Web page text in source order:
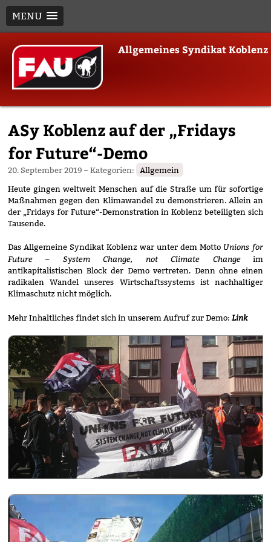
MENU
content
Allgemeines Syndikat Koblenz
ASy Koblenz auf der „Fridays
for Future“-Demo
20. September 2019 – Kategorien:
Allgemein
Heute gingen weltweit Menschen auf die Straße um für sofortige
Maßnahmen gegen den Klimawandel zu demonstrieren. Allein an
der „Fridays for Future“-Demonstration in Koblenz beteiligten sich
Tausende.
Das Allgemeine Syndikat Koblenz war unter dem Motto Unions for
Future – System Change, not Climate Changeim
antikapitalistischen Block der Demo vertreten. Denn ohne einen
radikalen Wandel unseres Wirtschaftssystems ist nachhaltiger
Klimaschutz nicht möglich.
Mehr Inhaltliches findet sich in unserem Aufruf zur Demo: Link